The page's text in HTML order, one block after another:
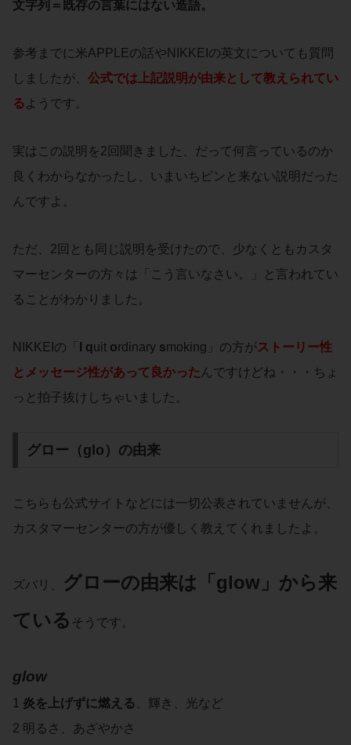
文字列＝既存の言葉にはない造語。
参考までに米APPLEの話やNIKKEIの英文についても質問
しましたが、 公式では上記説明が由来として教えられてい
る ようです。
実はこの説明を2回聞きました、だって何言っているのか
良くわからなかったし、いまいちピンと来ない説明だった
んですよ。
ただ、2回とも同じ説明を受けたので、少なくともカスタ
マーセンターの方々は「こう言いなさい。」と言われてい
ることがわかりました。
NIKKEIの「 quit ordinary smoking」の方がストーリー性
とメッセージ性があって良かったんですけどね・・・ちょ
っと拍子抜けしちゃいました。
グロー（glo）の由来
こちらも公式サイトなどには一切公表されていませんが、
カスタマーセンターの方が優しく教えてくれましたよ。
ズバリ、 グローの由来は「 glow 」から来
ている そうです。
glow
1 炎を上げずに燃える
、輝き、光など
2 明るさ、あざやかさ